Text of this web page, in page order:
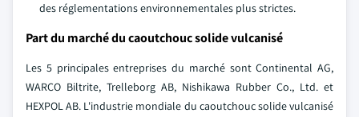
des réglementations environnementales plus strictes.
Part du marché du caoutchouc solide vulcanisé
Les 5 principales entreprises du marché sont Continental AG,
WARCO Biltrite, Trelleborg AB, Nishikawa Rubber Co., Ltd. et
HEXPOL AB. L'industrie mondiale du caoutchouc solide vulcanisé